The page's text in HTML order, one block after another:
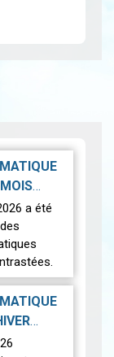
a été
les
été
aux
04-22